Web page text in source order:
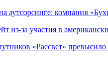
аутсорсинге: компания
из-за участия в
«Рассвет» превысило